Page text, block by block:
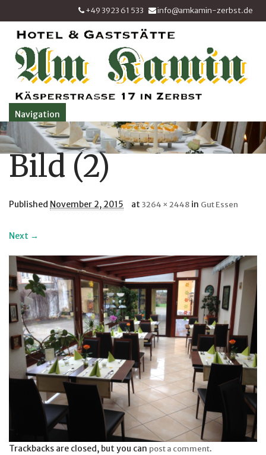
+49 3923 61 533 info@amkamin-zerbst.de
Navigation
Bild (2)
Published November 2, 2015 at 3264 × 2448 in Gut Essen
Next →
Trackbacks are closed, but you can post a comment.